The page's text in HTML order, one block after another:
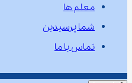
معلم ها
شما پرسیدین
تماس با ما